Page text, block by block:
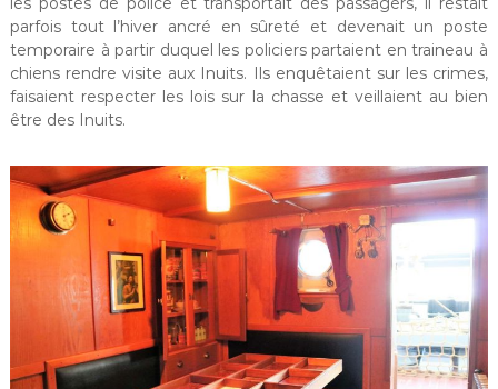
parfois tout l’hiver ancré en sûreté et devenait un poste
temporaire à partir duquel les policiers partaient en traineau à
chiens rendre visite aux Inuits. Ils enquêtaient sur les crimes,
faisaient respecter les lois sur la chasse et veillaient au bien
être des Inuits.